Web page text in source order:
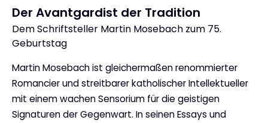
Der Avantgardist der Tradition
:
Dem Schriftsteller Martin Mosebach zum 75.
Geburtstag
Martin Mosebach ist gleichermaßen renommierter
Romancier und streitbarer katholischer Intellektueller
mit einem wachen Sensorium für die geistigen
Signaturen der Gegenwart. In seinen Essays und